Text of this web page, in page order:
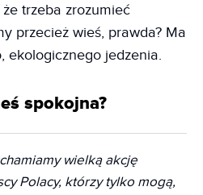
że trzeba zrozumieć
przecież wieś, prawda? Ma
ekologicznego jedzenia.
spokojna?
wielką akcję
Polacy, którzy tylko mogą,